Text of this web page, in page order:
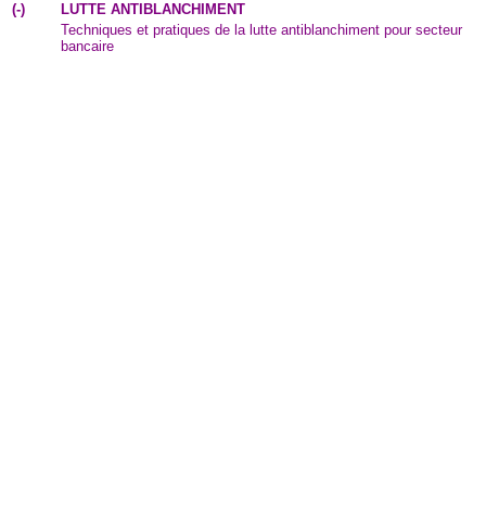
(-)
LUTTE ANTIBLANCHIMENT
Techniques et pratiques de la lutte antiblanchiment pour secteur
bancaire